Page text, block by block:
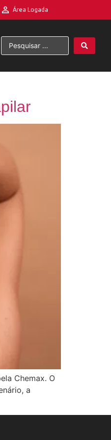
Área Logada
Chemax. O
a